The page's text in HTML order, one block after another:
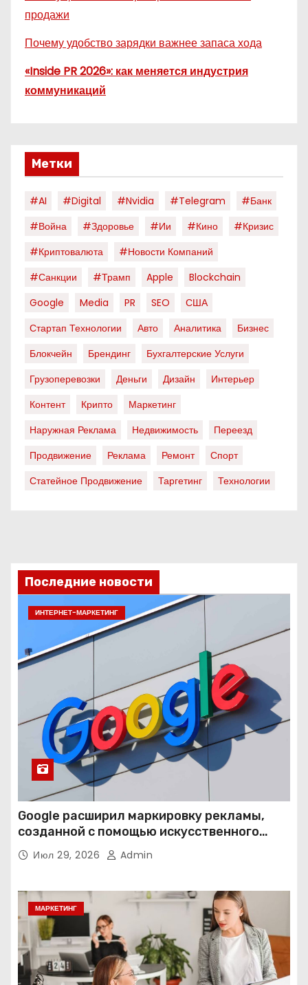
продажи
Почему удобство зарядки важнее запаса хода
«Inside PR 2026»: как меняется индустрия
коммуникаций
Метки
#AI #digital #nvidia #telegram
#банк
#война
#здоровье #ии #кино
#кризис
#криптовалюта
#новости Компаний
#санкции
#трамп Apple
Blockchain
Google
Media PR SEO
США
Стартап Технологии
Авто Аналитика
Бизнес
Блокчейн
Брендинг
Бухгалтерские Услуги
Грузоперевозки
Деньги Дизайн
Интерьер
Контент
Крипто
Маркетинг
Наружная Реклама
Недвижимость
Переезд
Продвижение
Реклама Ремонт
Спорт
Статейное Продвижение
Таргетинг Технологии
Последние новости
ИНТЕРНЕТ-МАРКЕТИНГ
Google расширил маркировку рекламы,
созданной с помощью искусственного
интеллекта
Июл 29, 2026 Admin
МАРКЕТИНГ